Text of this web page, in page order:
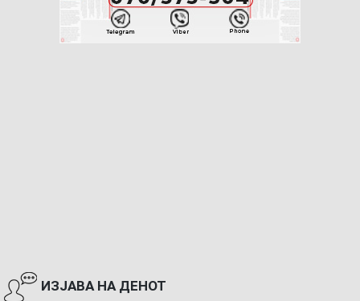
ИЗЈАВА НА ДЕНОТ